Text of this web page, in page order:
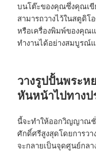
บนโต๊ะของคุณซึ่งคุณเขี
สามารถวางไว้ในสตูดิ
หรือเครื่องพิมพ์ของคุณ
ทำงานได้อย่างสมบูรณ์
วางรูปปั้นพระห
หันหน้าไปทาง
นี้จะทำให้ออกวิญญาณชั่
ศักดิ์ศรีสูงสุดโดยการว
จะกลายเป็นจุดศูนย์กล